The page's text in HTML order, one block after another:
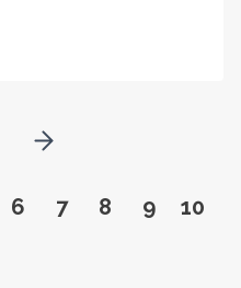
page
Go to page
6 Go to page
7 Go to page
8 Go to
9 Go
10
Go to next page